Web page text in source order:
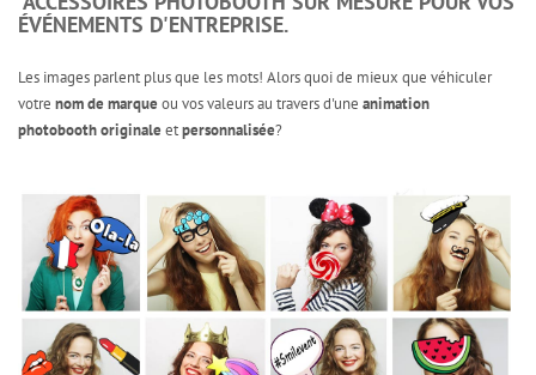
ÉVÉNEMENTS D'ENTREPRISE.
Les images parlent plus que les mots! Alors quoi de mieux que véhiculer
votre nom de marque ou vos valeurs au travers d'une animation
photobooth originale etpersonnalisée?